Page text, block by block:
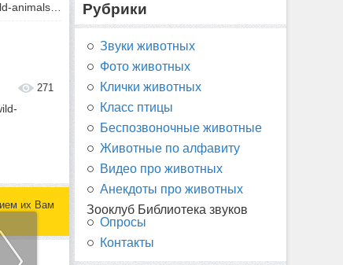
271
их Вам
Рубрики
Звуки животных
Фото животных
Клички животных
Класс птицы
Беспозвоночные животные
Животные по алфавиту
Видео про животных
Анекдоты про животных
Зооклуб Библиотека звуков
Опросы
Контакты